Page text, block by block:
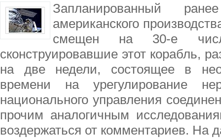
Запланированный
американского
смещен на 30-е
сконструировавшие этот корабль,
на две недели, состоящее в
времени на урегулирование
национального управления
прочим аналогичным
воздержаться от комментариев. На